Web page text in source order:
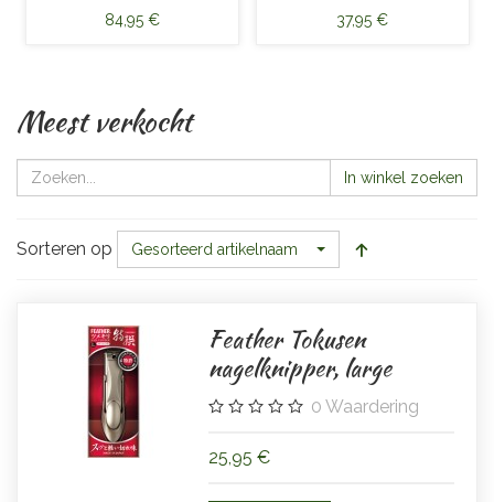
84,95 € 37,95 €
Meest verkocht
In winkel zoeken
Sorteren op Gesorteerd artikelnaam
Feather Tokusen
nagelknipper, large
0 Waardering
25,95 €